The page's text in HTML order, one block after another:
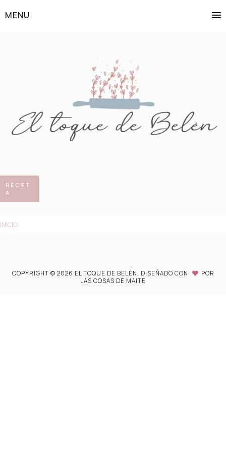
MENU
RECET
A
INICIO
COPYRIGHT © 2026 EL TOQUE DE BELÉN. DISEÑADO CON
POR
LAS COSAS DE MAITE